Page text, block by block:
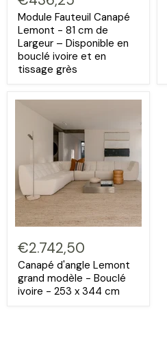
Module Fauteuil Canapé
Lemont - 81 cm de
Largeur – Disponible en
bouclé ivoire et en
tissage grès
€2.742,50
Canapé d'angle Lemont
grand modèle - Bouclé
ivoire - 253 x 344 cm